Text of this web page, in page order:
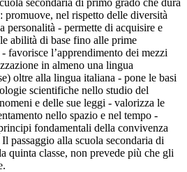
promuove, nel rispetto delle diversità
- permette di acquisire e
abilità di base fino alle prime
favorisce l’apprendimento dei mezzi
in almeno una lingua
oltre alla lingua italiana - pone le basi
scientifiche nello studio del
e delle sue leggi - valorizza le
nello spazio e nel tempo -
fondamentali della convivenza
passaggio alla scuola secondaria di
quinta classe, non prevede più che gli